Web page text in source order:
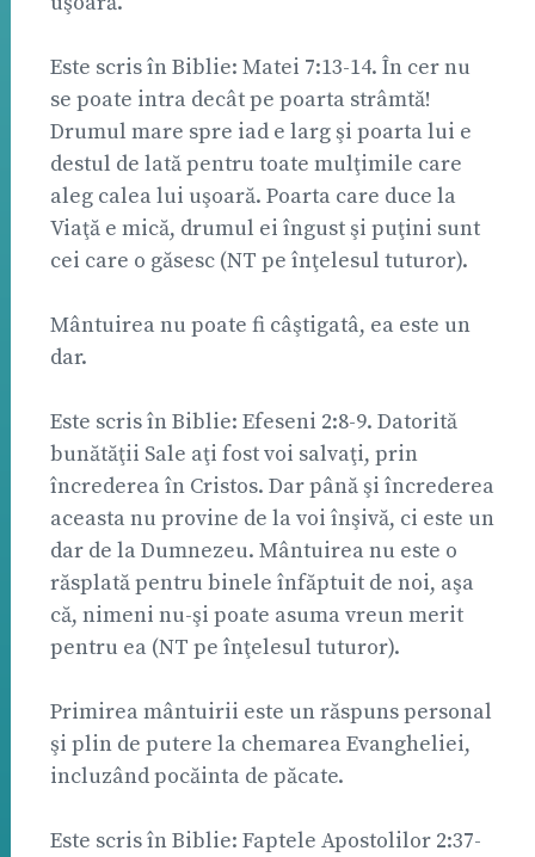
Este scris în Biblie: Matei 7:13-14. În cer nu
se poate intra decât pe poarta strâmtă!
Drumul mare spre iad e larg şi poarta lui e
destul de lată pentru toate mulţimile care
aleg calea lui uşoară. Poarta care duce la
Viaţă e mică, drumul ei îngust şi puţini sunt
cei care o găsesc (NT pe înţelesul tuturor).
Mântuirea nu poate fi câştigatâ, ea este un
dar.
Este scris în Biblie: Efeseni 2:8-9. Datorită
bunătăţii Sale aţi fost voi salvaţi, prin
încrederea în Cristos. Dar până şi încrederea
aceasta nu provine de la voi înşivă, ci este un
dar de la Dumnezeu. Mântuirea nu este o
răsplată pentru binele înfăptuit de noi, aşa
că, nimeni nu-şi poate asuma vreun merit
pentru ea (NT pe înţelesul tuturor).
Primirea mântuirii este un răspuns personal
şi plin de putere la chemarea Evangheliei,
incluzând pocăinta de păcate.
Este scris în Biblie: Faptele Apostolilor 2:37-